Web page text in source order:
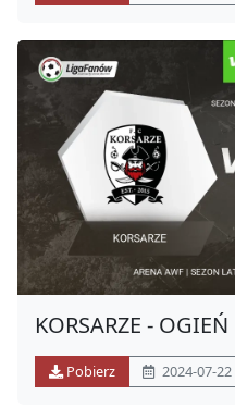
KORSARZE -
Pobierz 2024-07-22